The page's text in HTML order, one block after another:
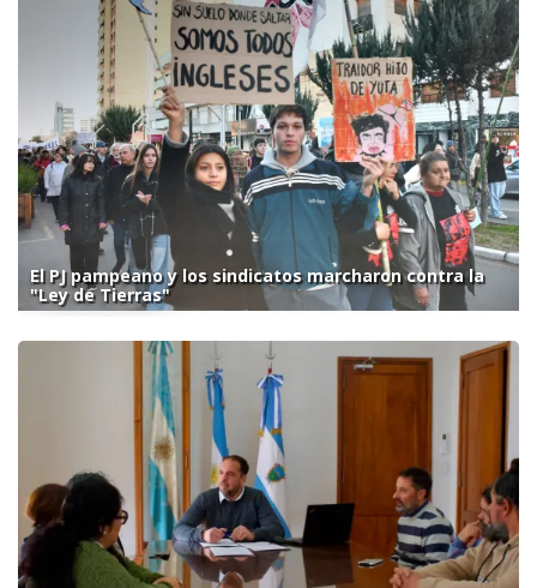
El PJ pampeano y los sindicatos marcharon contra la
"Ley de Tierras"